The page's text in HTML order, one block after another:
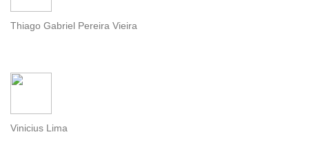
Thiago Gabriel Pereira Vieira
Vinicius Lima